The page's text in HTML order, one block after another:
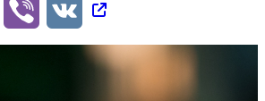
Odnoklassniki
Viber
VK